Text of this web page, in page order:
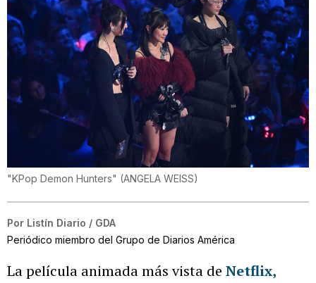
"KPop Demon Hunters" (ANGELA WEISS)
Por Listín Diario / GDA
Periódico miembro del Grupo de Diarios América
La película animada más vista de Netflix,